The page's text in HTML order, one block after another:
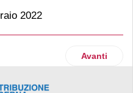
2022
Tutela Taleggio: bene
Articolo
Avanti